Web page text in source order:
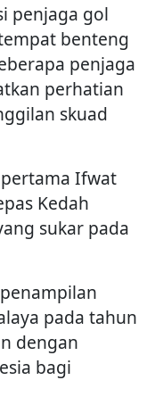
penjaga gol
benteng
penjaga
perhatian
skuad
Ifwat
Kedah
sukar pada
pada tahun
dengan
bagi